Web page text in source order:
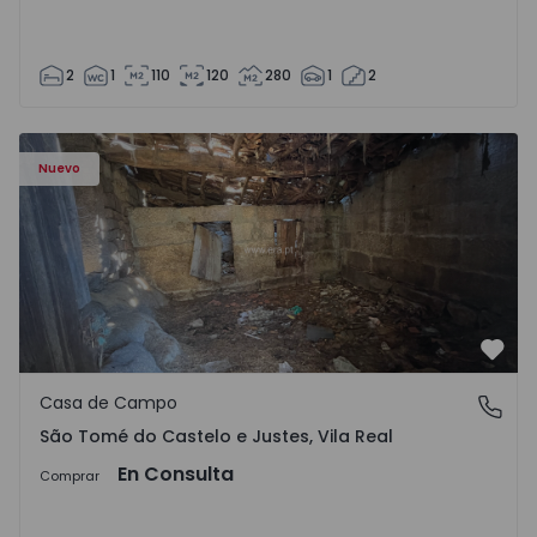
2 1 110 120 280 1 2
Nuevo
Casa Vila Real, São Tomé do Castelo e Justes - 1575189 - 1
São Tomé do Castelo e Justes, Vila Real
Casa de Campo
São Tomé do Castelo e Justes, Vila Real
Comprar En Consulta